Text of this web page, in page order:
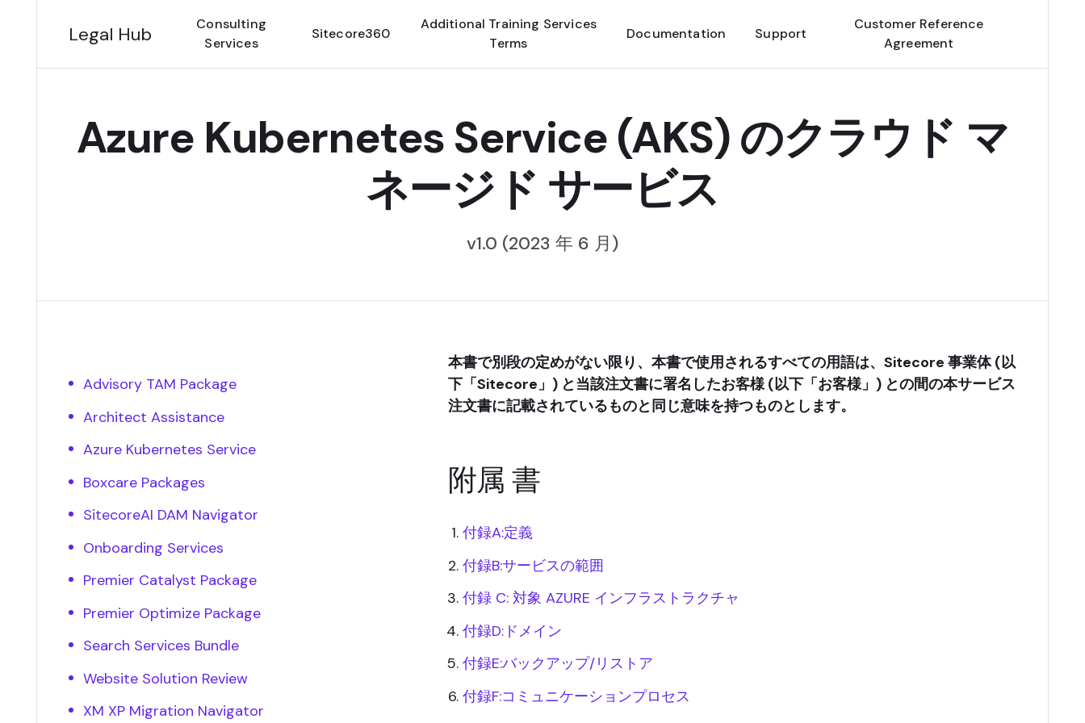
Legal Hub
Consulting
Services
Sitecore360
Additional Training Services
Terms
Documentation Support
Customer Reference
Agreement
Azure Kubernetes Service (AKS) のクラウド マ
ネージド サービス
v1.0 (2023 年 6 月)
Advisory TAM Package
Architect Assistance
Azure Kubernetes Service
Boxcare Packages
SitecoreAI DAM Navigator
Onboarding Services
Premier Catalyst Package
Premier Optimize Package
Search Services Bundle
Website Solution Review
XM XP Migration Navigator
本書で別段の定めがない限り、本書で使用されるすべての用語は、Sitecore 事業体 (以
下「Sitecore」) と当該注文書に署名したお客様 (以下「お客様」) との間の本サービス
注文書に記載されているものと同じ意味を持つものとします。
附属 書
付録A:定義
付録B:サービスの範囲
付録 C: 対象 AZURE インフラストラクチャ
付録D:ドメイン
付録E:バックアップ/リストア
付録F:コミュニケーションプロセス